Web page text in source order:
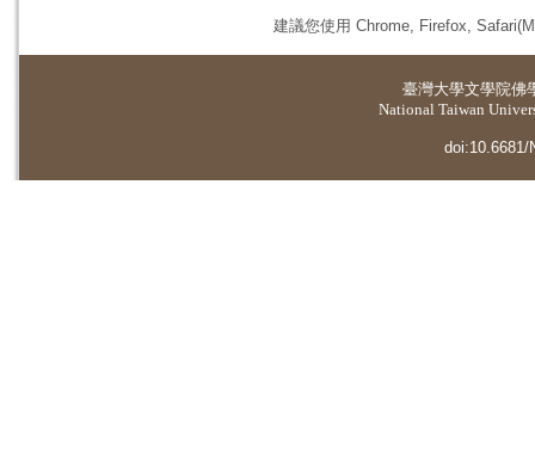
建議您使用 Chrome, Firefox,
臺灣大學文學院佛
National Taiwan
doi:10.6681/